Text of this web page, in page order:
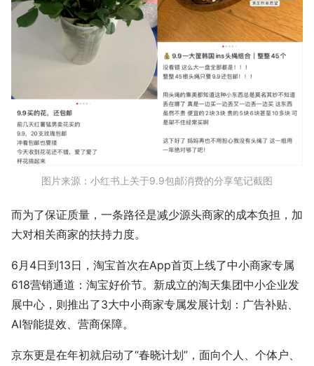
图片来源：小红书上关于9.9包邮消费的分享笔记截图
而为了保证质量，一条路径是减少源头商家的成本负担，加
大对相关商家的扶持力度。
6月4日到13日，淘宝首次在App首页上线了中小商家专属
618营销通道：淘宝好价节。新成立的淘天集团中小企业发
展中心，则推出了3大中小商家专属发展计划：广告补贴、
AI智能提效、营商保障。
京东更是在年初就启动了“春晓计划”，面向个人、个体户、